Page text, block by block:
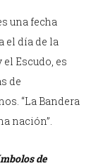
una fecha
el día de la
Escudo, es
de
“La Bandera
nación”.
de